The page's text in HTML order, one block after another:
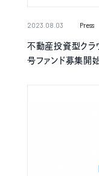
2023.08.03 Press
不動産投資型クラ
号ファンド募集開